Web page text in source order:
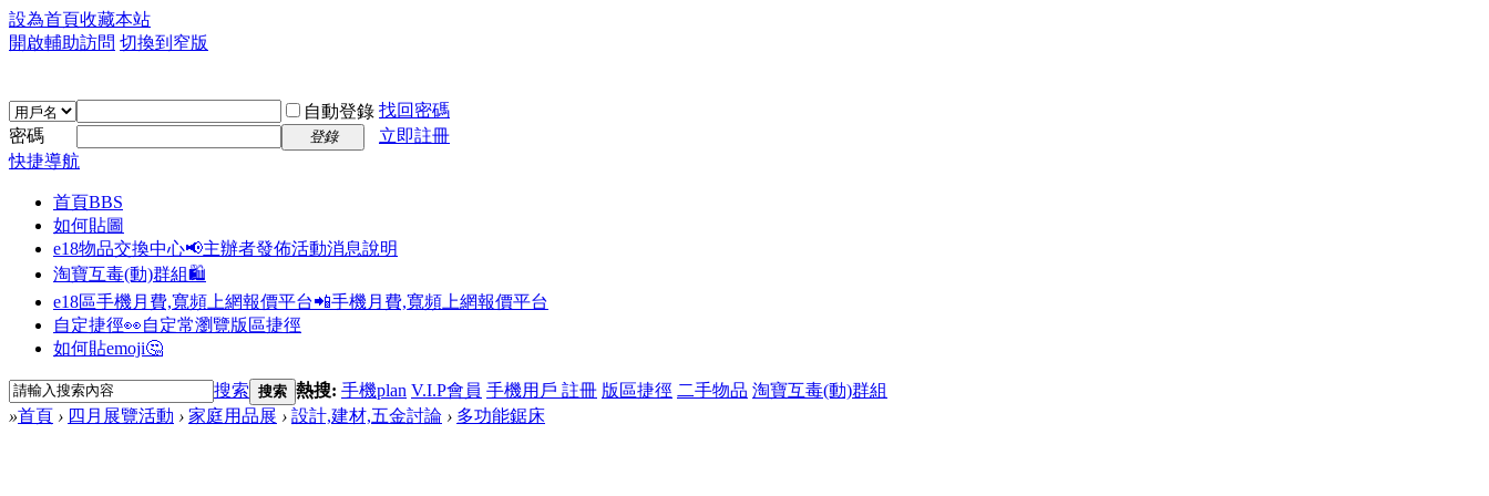
設為首頁收藏本站
開啟輔助訪問 切換到窄版
自動登錄 找回密碼
密碼
登錄
立即註冊
快捷導航
首頁BBS
如何貼圖
e18物品交換中心📢主辦者發佈活動消息說明
淘寶互毒(動)群組🛍️
e18區手機月費,寬頻上網報價平台📲手機月費,寬頻上網報價平台
自定捷徑👀自定常瀏覽版區捷徑
如何貼emoji🤔
搜索 搜索 熱搜: 手機plan V.I.P會員 手機用戶 註冊 版區捷徑 二手物品 淘寶互毒(動)群組
»首頁 › 四月展覽活動 › 家庭用品展 › 設計,建材,五金討論 › 多功能鋸床